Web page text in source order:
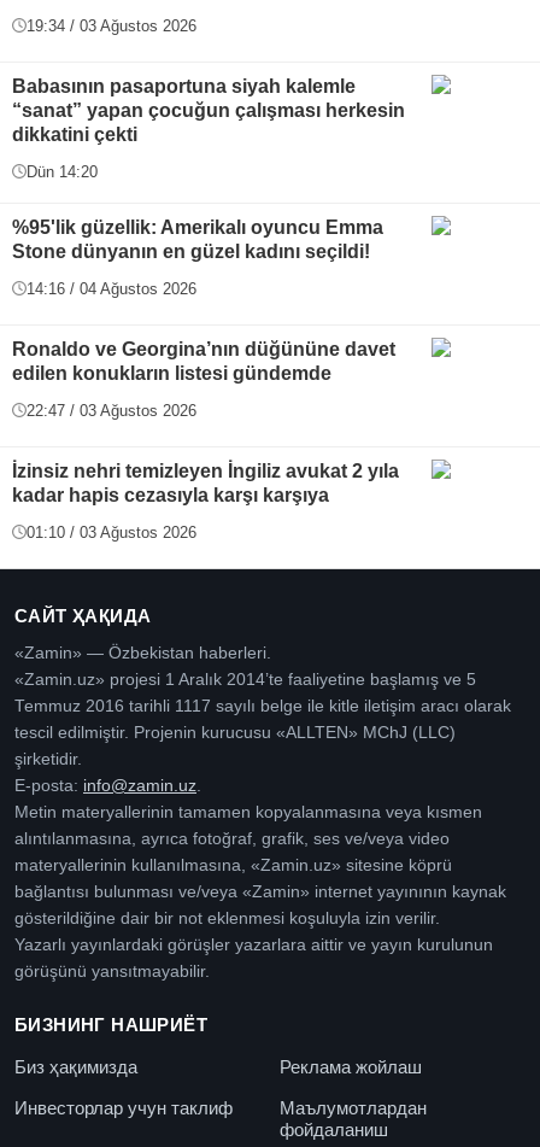
19:34 / 03 Ağustos 2026
Babasının pasaportuna siyah kalemle
“sanat” yapan çocuğun çalışması herkesin
dikkatini çekti
Dün 14:20
%95'lik güzellik: Amerikalı oyuncu Emma
Stone dünyanın en güzel kadını seçildi!
14:16 / 04 Ağustos 2026
Ronaldo ve Georgina’nın düğününe davet
edilen konukların listesi gündemde
22:47 / 03 Ağustos 2026
İzinsiz nehri temizleyen İngiliz avukat 2 yıla
kadar hapis cezasıyla karşı karşıya
01:10 / 03 Ağustos 2026
САЙТ ҲАҚИДА
«Zamin» — Özbekistan haberleri.
«Zamin.uz» projesi 1 Aralık 2014’te faaliyetine başlamış ve 5
Temmuz 2016 tarihli 1117 sayılı belge ile kitle iletişim aracı olarak
tescil edilmiştir. Projenin kurucusu «ALLTEN» MChJ (LLC)
şirketidir.
E-posta: info@zamin.uz
Metin materyallerinin tamamen kopyalanmasına veya kısmen
alıntılanmasına, ayrıca fotoğraf, grafik, ses ve/veya video
materyallerinin kullanılmasına, «Zamin.uz» sitesine köprü
bağlantısı bulunması ve/veya «Zamin» internet yayınının kaynak
gösterildiğine dair bir not eklenmesi koşuluyla izin verilir.
Yazarlı yayınlardaki görüşler yazarlara aittir ve yayın kurulunun
görüşünü yansıtmayabilir.
БИЗНИНГ НАШРИЁТ
Биз ҳақимизда
Реклама жойлаш
Инвесторлар учун таклиф
Маълумотлардан
фойдаланиш